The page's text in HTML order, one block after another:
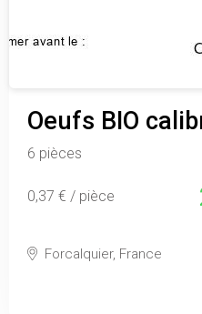
Oeufs BIO
6 pièces
0,37 € / pièce
Forcalquier, France